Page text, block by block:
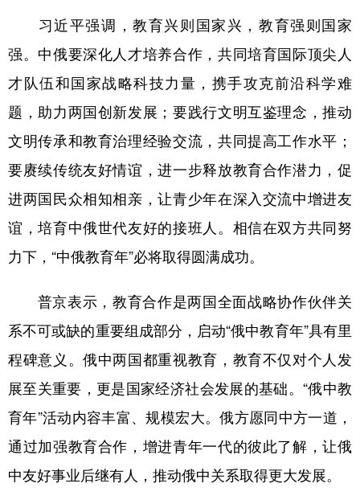
Deutsch Português
习近平强调，教育兴则国家兴，教育强则国家
强。中俄要深化人才培养合作，共同培育国际顶尖人
才队伍和国家战略科技力量，携手攻克前沿科学难
题，助力两国创新发展；要践行文明互鉴理念，推动
文明传承和教育治理经验交流，共同提高工作水平；
要赓续传统友好情谊，进一步释放教育合作潜力，促
进两国民众相知相亲，让青少年在深入交流中增进友
谊，培育中俄世代友好的接班人。相信在双方共同努
力下，“中俄教育年”必将取得圆满成功。
普京表示，教育合作是两国全面战略协作伙伴关
系不可或缺的重要组成部分，启动“俄中教育年”具有里
程碑意义。俄中两国都重视教育，教育不仅对个人发
展至关重要，更是国家经济社会发展的基础。“俄中教
育年”活动内容丰富、规模宏大。俄方愿同中方一道，
通过加强教育合作，增进青年一代的彼此了解，让俄
中友好事业后继有人，推动俄中关系取得更大发展。